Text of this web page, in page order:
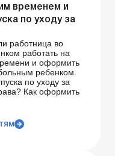
временем и
по уходу за
работница во
работать на
и оформить
ребенком.
по уходу за
Как оформить